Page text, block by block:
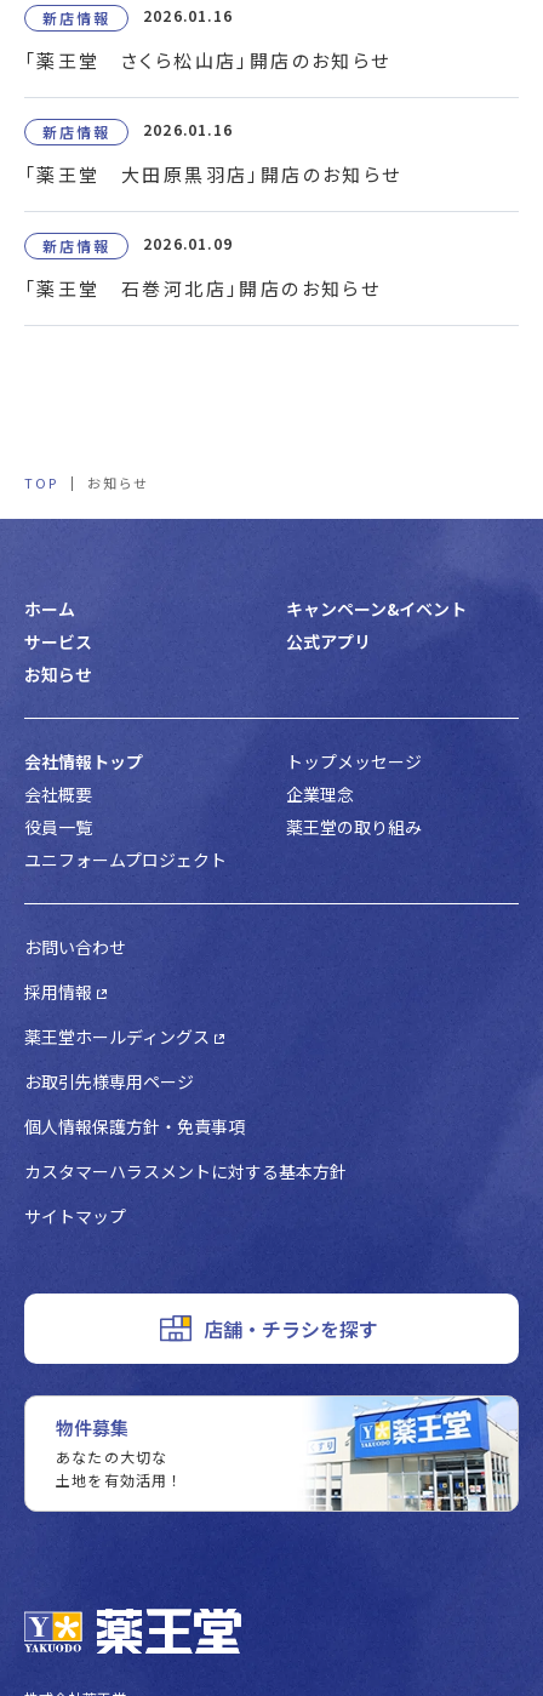
新店情報 2026.01.16
「薬王堂 さくら松山店」開店のお知らせ
新店情報 2026.01.16
「薬王堂 大田原黒羽店」開店のお知らせ
新店情報 2026.01.09
「薬王堂 石巻河北店」開店のお知らせ
TOP お知らせ
ホーム
キャンペーン&イベント
サービス
公式アプリ
お知らせ
会社情報トップ
トップメッセージ
会社概要
企業理念
役員一覧
薬王堂の取り組み
ユニフォームプロジェクト
お問い合わせ
採用情報
薬王堂ホールディングス
お取引先様専用ページ
個人情報保護方針・免責事項
カスタマーハラスメントに対する基本方針
サイトマップ
店舗・チラシを探す
物件募集
あなたの大切な
土地を有効活用！